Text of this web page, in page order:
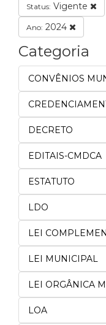
Status: Vigente
Ano: 2024
Categoria
CONVÊNIOS
DECRETO
EDITAIS-CMDCA
ESTATUTO
LDO
LEI
LEI MUNICIPAL
LEI ORGÂNICA
LOA